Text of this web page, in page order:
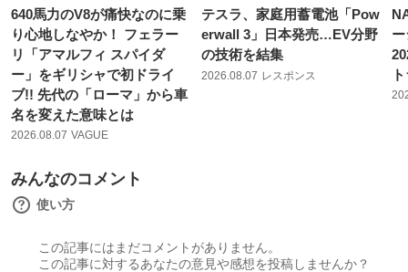
640馬力のV8が痛快なのに乗
り心地しなやか！ フェラー
リ「アマルフィ スパイダ
ー」をギリシャで初ドライ
ブ!! 先代の「ローマ」から車
名を変えた意味とは
2026.08.07 VAGUE
テスラ、家庭用蓄電池「Pow
erwall 3」日本発売…EV分野
の技術を結集
2026.08.07 レスポンス
みんなのコメント
使い方
この記事にはまだコメントがありません。
この記事に対するあなたの意見や感想を投稿しませんか？